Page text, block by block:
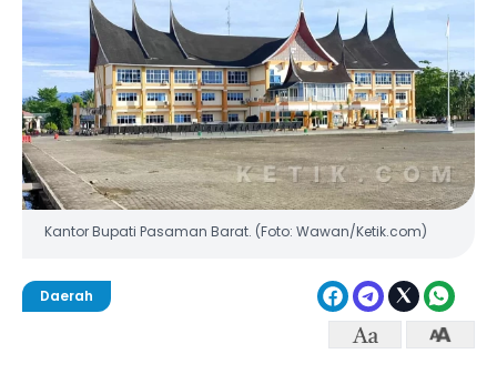
Kantor Bupati Pasaman Barat. (Foto: Wawan/Ketik.com)
Daerah